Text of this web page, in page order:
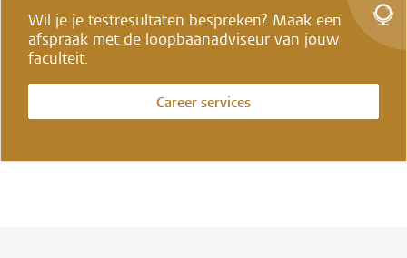
Wil je je testresultaten bespreken? Maak een
afspraak met de loopbaanadviseur van jouw
faculteit.
Career services